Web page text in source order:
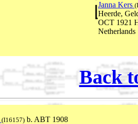
Janna Kers
Heerde,
OCT 1921
Netherlands
Back
(I16157) b. ABT 1908